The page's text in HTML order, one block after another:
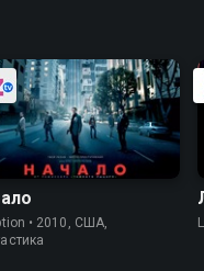
• 2010, США,